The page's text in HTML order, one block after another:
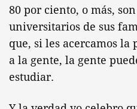
80 por ciento, o más,
universitarios de sus
que, si les acercamos
a la gente, la gente
estudiar.